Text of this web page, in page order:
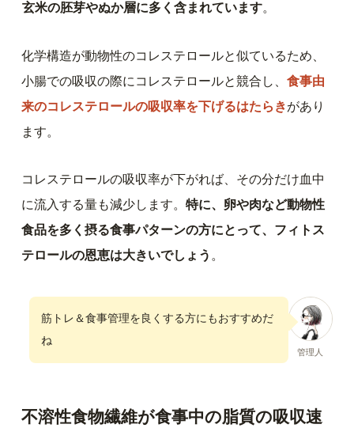
玄米の胚芽やぬか層に多く含まれています。
化学構造が動物性のコレステロールと似ているため、
小腸での吸収の際にコレステロールと競合し、食事由
来のコレステロールの吸収率を下げるはたらきがあり
ます。
コレステロールの吸収率が下がれば、その分だけ血中
に流入する量も減少します。特に、卵や肉など動物性
食品を多く摂る食事パターンの方にとって、フィトス
テロールの恩恵は大きいでしょう 。
管理人
筋トレ＆食事管理を良くする方にもおすすめだ
ね
不溶性食物繊維が食事中の脂質の吸収速